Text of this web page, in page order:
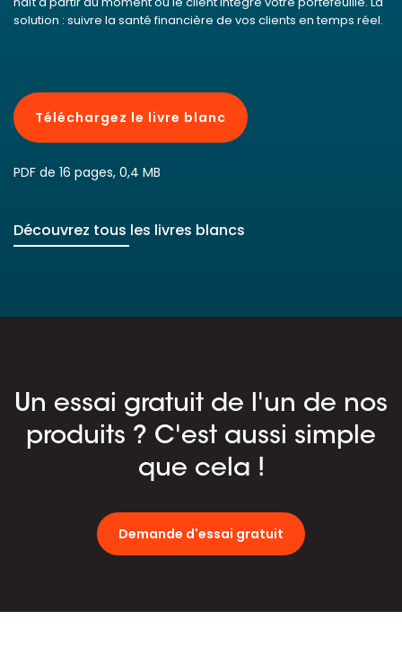
solution : suivre la santé financière de vos clients en temps réel.
Téléchargez le livre blanc
PDF de 16 pages, 0,4 MB
Découvrez tous les livres blancs
Un essai gratuit de l'un de nos
produits ? C'est aussi simple
que cela !
Demande d'essai gratuit